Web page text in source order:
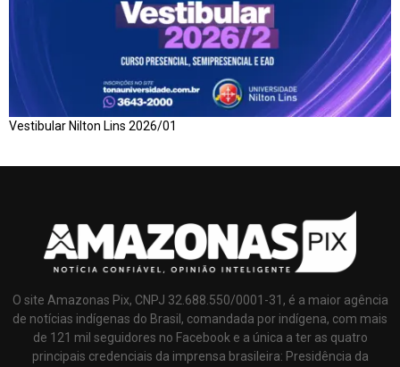
Vestibular Nilton Lins 2026/01
O site Amazonas Pix, CNPJ 32.688.550/0001-31, é a maior agência
de notícias indígenas do Brasil, comandada por indígena, com mais
de 121 mil seguidores no Facebook e a única a ter as quatro
principais credenciais da imprensa brasileira: Presidência da